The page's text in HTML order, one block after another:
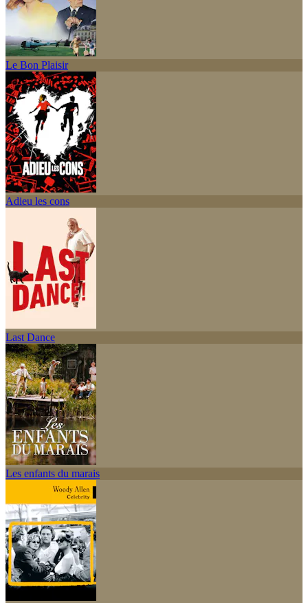
Le Bon Plaisir
Adieu les cons
Last Dance
Les enfants du marais